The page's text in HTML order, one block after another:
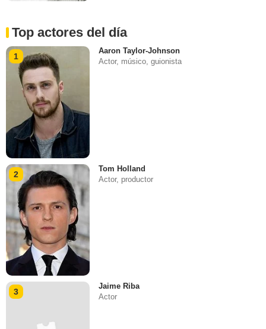
Top actores del día
1
Aaron Taylor-Johnson
Actor, músico, guionista
2
Tom Holland
Actor, productor
3
Jaime Riba
Actor